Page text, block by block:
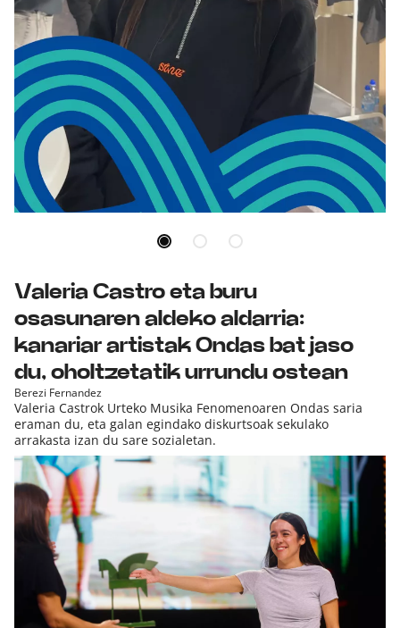
SÜNE, Durangoko Azokako standik deigarriena
duen artista
Valeria Castro eta buru
osasunaren aldeko aldarria:
kanariar artistak Ondas bat jaso
du, oholtzetatik urrundu ostean
Berezi Fernandez
Valeria Castrok Urteko Musika Fenomenoaren Ondas saria
eraman du, eta galan egindako diskurtsoak sekulako
arrakasta izan du sare sozialetan.